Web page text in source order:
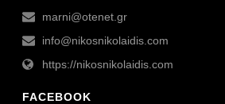
marni@otenet.gr
info@nikosnikolaidis.com
https://nikosnikolaidis.com
FACEBOOK